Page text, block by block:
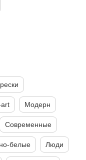
Модерн
Современные
белые Люди